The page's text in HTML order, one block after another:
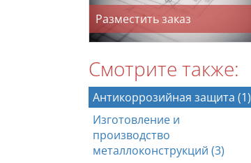
Разместить заказ
Смотрите также:
Антикоррозийная защита (1)
Изготовление и
производство
металлоконструкций (3)